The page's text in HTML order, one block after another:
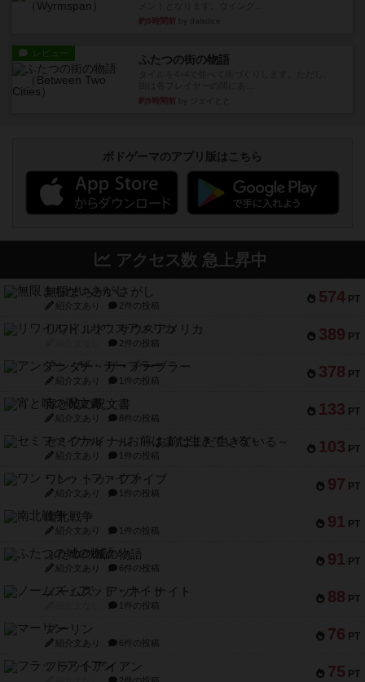
約5時間前
レビュー ふたつの街の物語
約9時間前
ボドゲーマのアプリ版はこちら
アクセス数 急上昇中
574 PT
無限まちがいさがし
紹介文あり 2件の投稿
389 PT
リワイルド：サウスアメリカ
2件の投稿
378 PT
アンダー・ザ・テーブラー
紹介文あり 1件の投稿
133 PT
宵と暁の呪文書
紹介文あり 8件の投稿
103 PT
セミファイナル ～お前はまだ生きている～
紹介文あり 1件の投稿
97 PT
ワン・トゥ・ファイブ
紹介文あり 1件の投稿
91 PT
南北戦争
紹介文あり 1件の投稿
91 PT
ふたつの城の物語
紹介文あり 6件の投稿
88 PT
ノームズ・アット・ナイト
1件の投稿
76 PT
マーリン
紹介文あり 6件の投稿
75 PT
フラットアイアン